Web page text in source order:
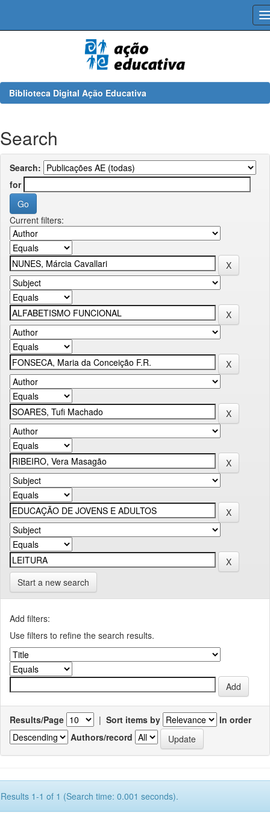
Biblioteca Digital Ação Educativa
Search
Search:
for
Current filters:
Start a new search
Add filters:
Use filters to refine the search results.
Results/Page | Sort items by
In order
Authors/record
Results 1-1 of 1 (Search time: 0.001 seconds).